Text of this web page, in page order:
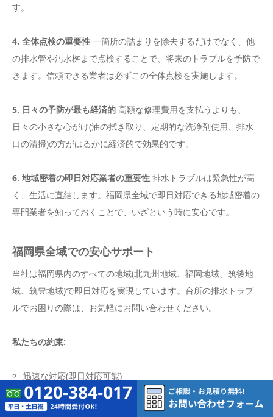
す。
4. 全体点検の重要性 一箇所の詰まりを除去するだけでなく、他
の排水管や汚水桝まで点検することで、将来のトラブルを予防で
きます。信頼できる業者は必ずこの全体点検を実施します。
5. 日々の予防が最も経済的 高額な修理費用を支払うよりも、
日々の小さな心がけ(油の拭き取り、定期的な洗浄剤使用、排水
口の清掃)の方がはるかに経済的で効果的です。
6. 地域密着の即日対応業者の重要性 排水トラブルは緊急性が高
く、生活に直結します。福岡県全域で即日対応できる地域密着の
専門業者を知っておくことで、いざという時に安心です。
福岡県全域での安心サポート
当社は福岡県内のすべての地域(北九州地域、福岡地域、筑後地
域、筑豊地域)で即日対応を実現しています。台所の排水トラブ
ルでお困りの際は、お気軽にお問い合わせください。
私たちの約束:
迅速な対応(即日対応可能)
明確な料金体系(見積もり後の追加料金なし)
丁寧な説明と作業